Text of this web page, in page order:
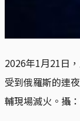
2026年1月21日
受到俄羅斯的連
輔現場滅火。攝